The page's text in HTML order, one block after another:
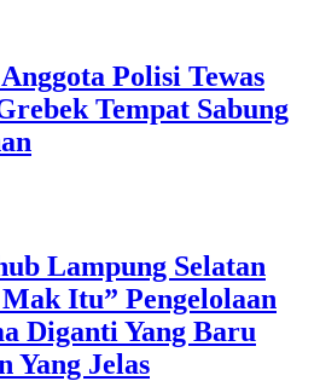
Polisi Tewas
Tempat Sabung
Lampung Selatan
Itu” Pengelolaan
Diganti Yang Baru
Yang Jelas